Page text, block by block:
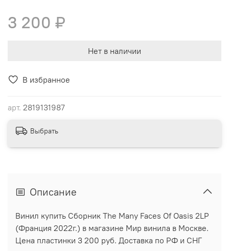
В избранное
арт. 2819131987
3 200 ₽
Нет в наличии
Выбрать
Описание
Винил купить Сборник The Many Faces Of Oasis 2LP
(Франция 2022г.) в магазине Мир винила в Москве.
Цена пластинки 3 200 руб. Доставка по РФ и СНГ